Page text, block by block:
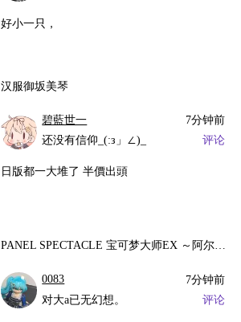
好小一只，
汉服御坂美琴
碧藍世一
7分钟前
还没有信仰_(:з」∠)_
评论
日版都一大堆了 半價出頭
PANEL SPECTACLE 宝可梦大师EX ～阿尔套装竹兰&超级烈咬陆鲨～
0083
7分钟前
对大a已无幻想。
评论